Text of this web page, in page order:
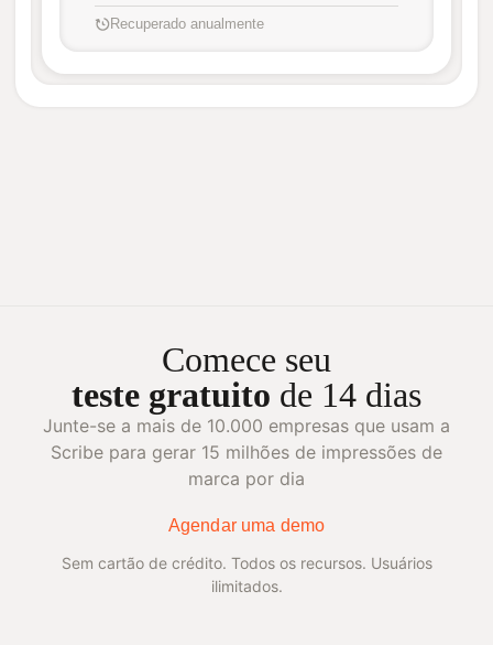
Recuperado anualmente
Comece seu
teste gratuito de 14 dias
Junte-se a mais de 10.000 empresas que usam a
Scribe para gerar 15 milhões de impressões de
marca por dia
Agendar uma demo
Sem cartão de crédito. Todos os recursos. Usuários
ilimitados.